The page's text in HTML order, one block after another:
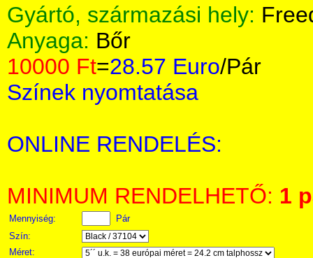
Gyártó, származási hely:
Anyaga: Bőr
10000 Ft=28.57 Euro/Pár
Színek nyomtatása
ONLINE RENDELÉS:
MINIMUM RENDELHETŐ: 1
Mennyiség:
Pár
Szín:
Méret: